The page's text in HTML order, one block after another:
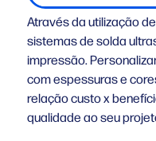
Através da utilização
sistemas de solda
impressão.
com espessuras e
relação custo x
qualidade ao seu